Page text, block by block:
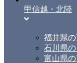
甲信越・北陸
福井県
石川県
富山県